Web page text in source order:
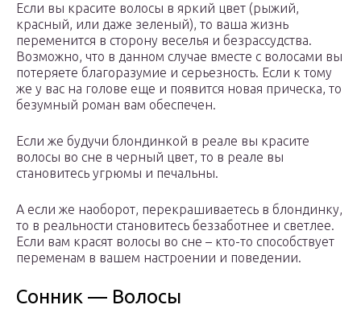
Если вы красите волосы в яркий цвет (рыжий,
красный, или даже зеленый), то ваша жизнь
переменится в сторону веселья и безрассудства.
Возможно, что в данном случае вместе с волосами вы
потеряете благоразумие и серьезность. Если к тому
же у вас на голове еще и появится новая прическа, то
безумный роман вам обеспечен.
Если же будучи блондинкой в реале вы красите
волосы во сне в черный цвет, то в реале вы
становитесь угрюмы и печальны.
А если же наоборот, перекрашиваетесь в блондинку,
то в реальности становитесь беззаботнее и светлее.
Если вам красят волосы во сне – кто-то способствует
переменам в вашем настроении и поведении.
Сонник — Волосы